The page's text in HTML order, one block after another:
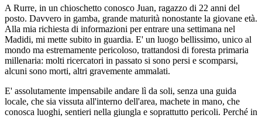
A Rurre, in un chioschetto conosco Juan, ragazzo di 22 anni del
posto. Davvero in gamba, grande maturità nonostante la giovane età.
Alla mia richiesta di informazioni per entrare una settimana nel
Madidi, mi mette subito in guardia. E' un luogo bellissimo, unico al
mondo ma estremamente pericoloso, trattandosi di foresta primaria
millenaria: molti ricercatori in passato si sono persi e scomparsi,
alcuni sono morti, altri gravemente ammalati.
E' assolutamente impensabile andare lì da soli, senza una guida
locale, che sia vissuta all'interno dell'area, machete in mano, che
conosca luoghi, sentieri nella giungla e soprattutto pericoli. Perché in